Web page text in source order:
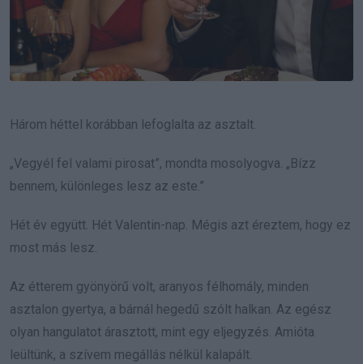
Három héttel korábban lefoglalta az asztalt.
„Vegyél fel valami pirosat”, mondta mosolyogva. „Bízz
bennem, különleges lesz az este.”
Hét év együtt. Hét Valentin-nap. Mégis azt éreztem, hogy ez
most más lesz.
Az étterem gyönyörű volt, aranyos félhomály, minden
asztalon gyertya, a bárnál hegedű szólt halkan. Az egész
olyan hangulatot árasztott, mint egy eljegyzés. Amióta
leültünk, a szívem megállás nélkül kalapált.